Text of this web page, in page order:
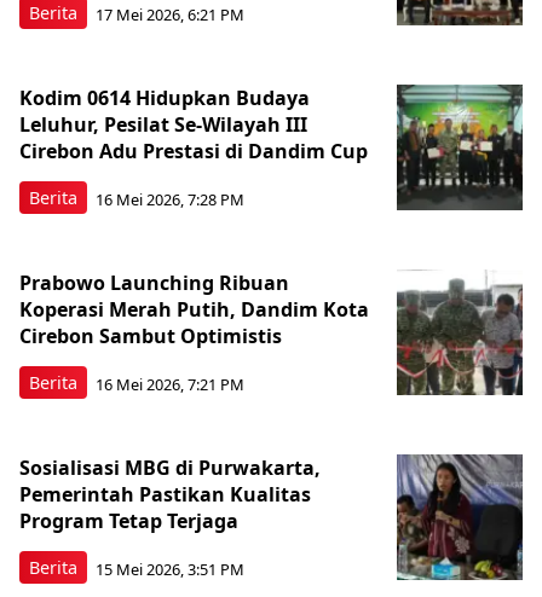
Berita 17 Mei 2026, 6:21 PM
Berita
Kodim 0614 Hidupkan Budaya
Leluhur, Pesilat Se-Wilayah III
Cirebon Adu Prestasi di Dandim Cup
16 Mei 2026, 7:28 PM
Berita
Prabowo Launching Ribuan
Koperasi Merah Putih, Dandim Kota
Cirebon Sambut Optimistis
16 Mei 2026, 7:21 PM
Berita
Sosialisasi MBG di Purwakarta,
Pemerintah Pastikan Kualitas
Program Tetap Terjaga
15 Mei 2026, 3:51 PM